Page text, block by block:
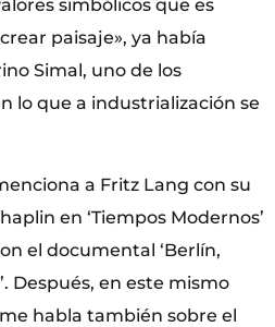
simbólicos que es
paisaje», ya había
Simal, uno de los
lo que a industrialización se
a Fritz Lang con su
en ‘Tiempos Modernos’
el documental ‘Berlín,
Después, en este mismo
habla también sobre el